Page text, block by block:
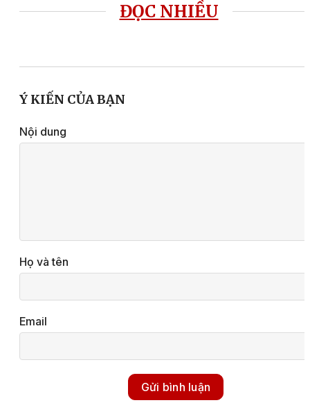
ĐỌC NHIỀU
Ý KIẾN CỦA BẠN
Nội dung
Họ và tên
Email
Gửi bình luận